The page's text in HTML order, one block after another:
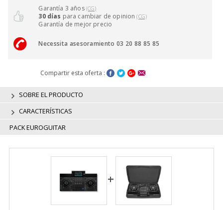
Garantía 3 años (CG)
30 días para cambiar de opinion(CG)
Garantía de mejor precio
Necessita asesoramiento 03 20 88 85 85
Compartir esta oferta :
SOBRE EL PRODUCTO
CARACTERÍSTICAS
PACK EUROGUITAR